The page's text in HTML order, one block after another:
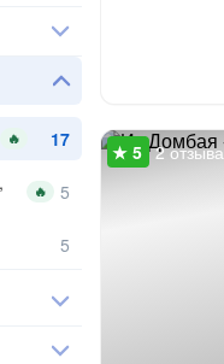
2 отзыва
🔥
🔥